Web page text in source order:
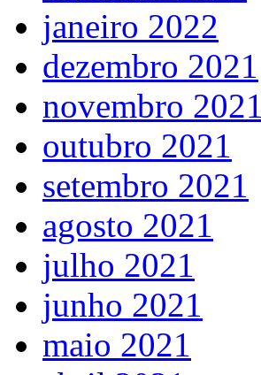
janeiro 2022
dezembro 2021
novembro 2021
outubro 2021
setembro 2021
agosto 2021
julho 2021
junho 2021
maio 2021